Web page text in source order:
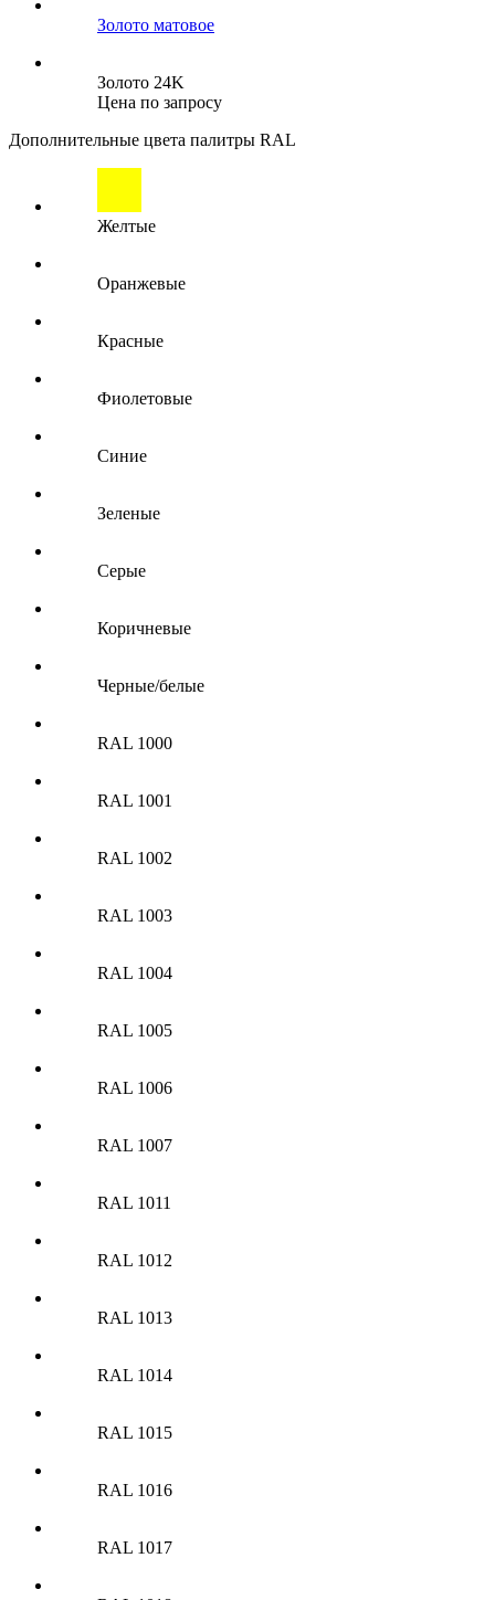
Золото матовое
Золото 24K
Цена по запросу
Дополнительные цвета палитры RAL
Желтые
Оранжевые
Красные
Фиолетовые
Синие
Зеленые
Серые
Коричневые
Черные/белые
RAL 1000
RAL 1001
RAL 1002
RAL 1003
RAL 1004
RAL 1005
RAL 1006
RAL 1007
RAL 1011
RAL 1012
RAL 1013
RAL 1014
RAL 1015
RAL 1016
RAL 1017